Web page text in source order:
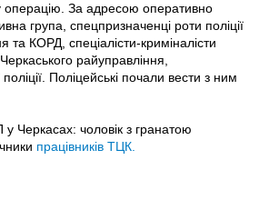
операцію. За адресою оперативно
група, спецпризначенці роти поліції
та КОРД, спеціалісти-криміналісти
райуправління,
Поліцейські почали вести з ним
Черкасах: чоловік з гранатою
працівників ТЦК.